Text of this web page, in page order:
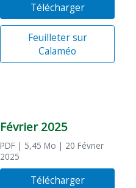
Télécharger
Feuilleter sur
Calaméo
Février 2025
PDF | 5,45 Mo | 20 Février
2025
Télécharger